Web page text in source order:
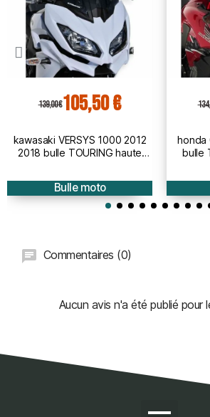
139,00 €105,50 €
kawasaki VERSYS 1000 2012
2018 bulle TOURING haute
Bulle moto
honda
bulle
Commentaires (0)
Aucun avis n'a été publié pour